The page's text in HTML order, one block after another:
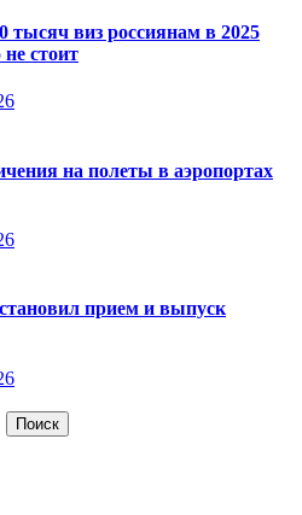
тысяч виз россиянам в 2025
не стоит
на полеты в аэропортах
прием и выпуск
Поиск